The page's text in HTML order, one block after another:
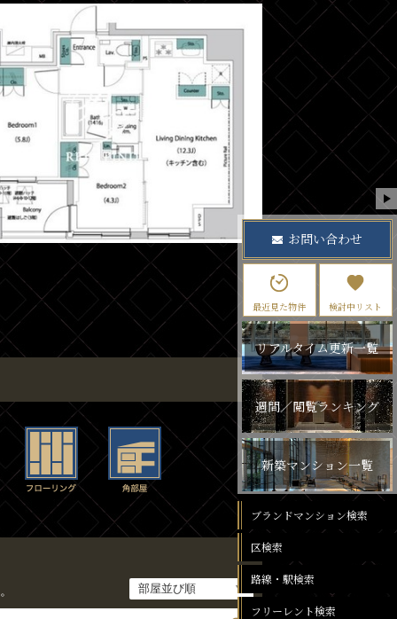
お問い合わせ
最近見た物件 検討中リスト
リアルタイム更新一覧
週間／閲覧ランキング
新築マンション一覧
ブランドマンション検索
区検索
路線・駅検索
フリーレント検索